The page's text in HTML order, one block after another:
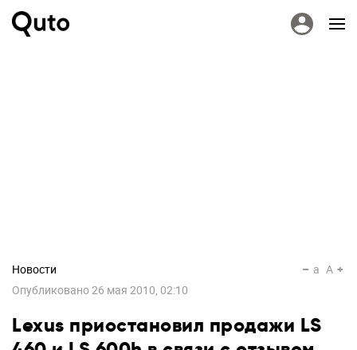
Новости
Опубликовано26 мая 2010, 02:10
a A
Lexus приостановил продажи LS